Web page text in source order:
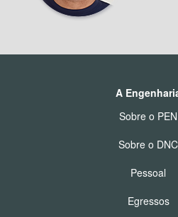
A
Sobre o PEN
Sobre o DNC
Pessoal
Egressos